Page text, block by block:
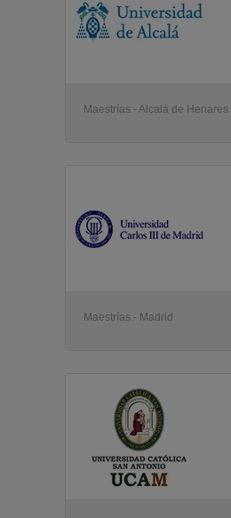
Maestrías - Alcalá de Henares
Maestrías - Madrid